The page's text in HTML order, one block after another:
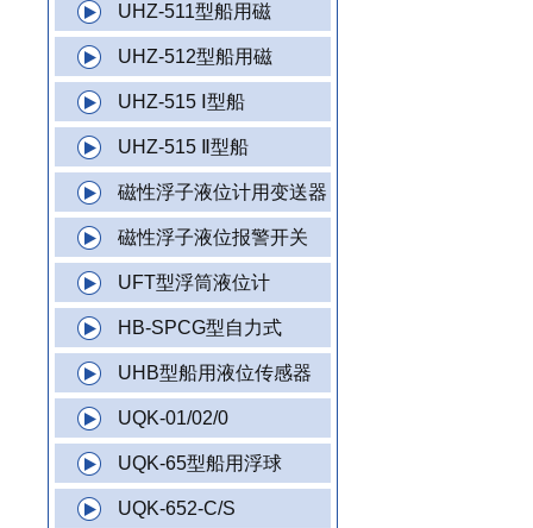
UHZ-511型船用磁
UHZ-512型船用磁
UHZ-515 Ⅰ型船
UHZ-515 Ⅱ型船
磁性浮子液位计用变送器
磁性浮子液位报警开关
UFT型浮筒液位计
HB-SPCG型自力式
UHB型船用液位传感器
UQK-01/02/0
UQK-65型船用浮球
UQK-652-C/S